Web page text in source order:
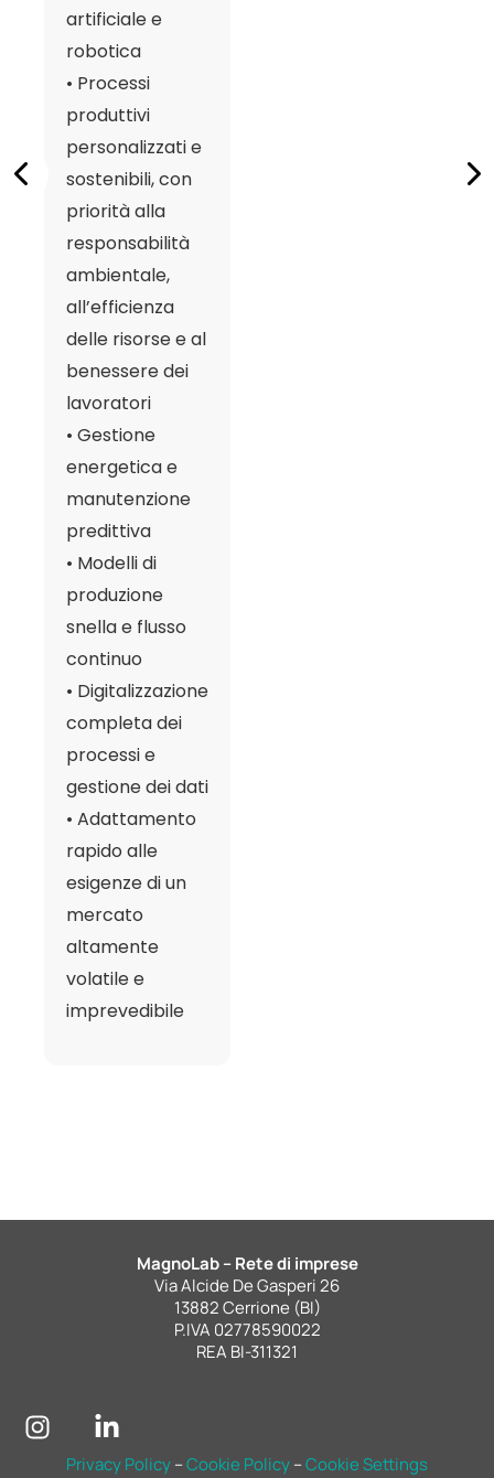
artificiale e
robotica
• Processi
produttivi
personalizzati e
sostenibili, con
priorità alla
responsabilità
ambientale,
all’efficienza
delle risorse e al
benessere dei
lavoratori
• Gestione
energetica e
manutenzione
predittiva
• Modelli di
produzione
snella e flusso
continuo
• Digitalizzazione
completa dei
processi e
gestione dei dati
• Adattamento
rapido alle
esigenze di un
mercato
altamente
volatile e
imprevedibile
MagnoLab – Rete di imprese
Via Alcide De Gasperi 26
13882 Cerrione (BI)
P.IVA 02778590022
REA BI-311321
Privacy Policy–Cookie Policy–Cookie Settings